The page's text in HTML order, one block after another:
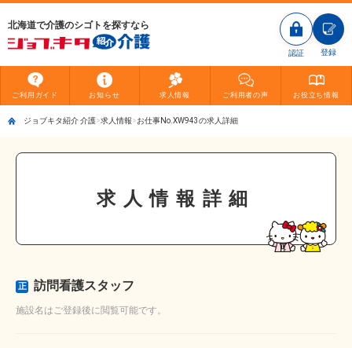
北海道で介護のシゴトを探すなら
認証 登録
ご利用 ガイド お知らせ 求人情報 ご利用者の声 お役立ち情報
ジョブキタ紹介 介護 求人情報 お仕事No.XW943の求人詳細
求人情報詳細
正 訪問看護スタッフ
施設名はご登録後に閲覧可能です。